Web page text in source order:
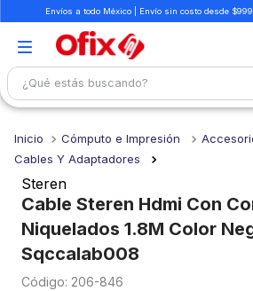
Envíos a todo México | Envío sin costo desde
¿Qué estás buscando?
Cómputo e Impresión
Cables Y Adaptadores
Steren
Cable Steren Hdmi Con
Niquelados 1.8M Color
Sqccalab008
: 206-846
1.
mochilas
2.
3.
cuaderno
4.
cuadernos